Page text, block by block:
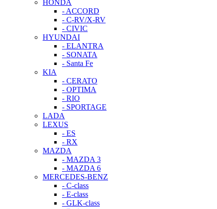
HONDA
- ACCORD
- C-RV/X-RV
- CIVIC
HYUNDAI
- ELANTRA
- SONATA
- Santa Fe
KIA
- CERATO
- OPTIMA
- RIO
- SPORTAGE
LADA
LEXUS
- ES
- RX
MAZDA
- MAZDA 3
- MAZDA 6
MERCEDES-BENZ
- C-class
- E-class
- GLK-class